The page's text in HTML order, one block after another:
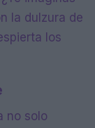
la dulzura de
los
no solo